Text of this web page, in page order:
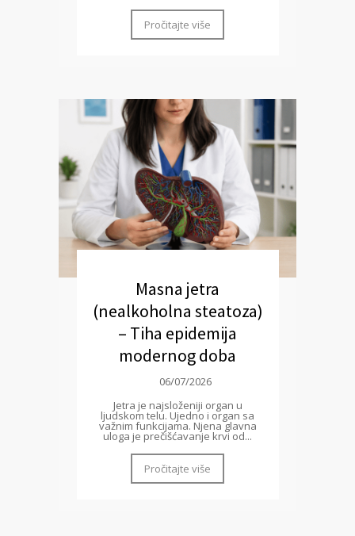
Pročitajte više
Masna jetra
(nealkoholna steatoza)
– Tiha epidemija
modernog doba
06/07/2026
Jetra je najsloženiji organ u
ljudskom telu. Ujedno i organ sa
važnim funkcijama. Njena glavna
uloga je prečišćavanje krvi od...
Pročitajte više